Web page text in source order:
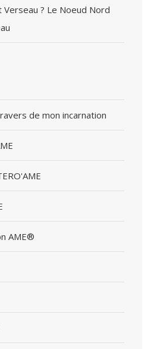
Verseau ? Le Noeud Nord
de mon incarnation
AME®